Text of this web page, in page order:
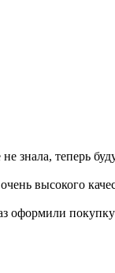
знала, теперь
высокого